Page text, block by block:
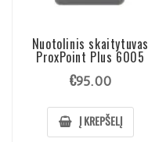
Nuotolinis skaitytuvas
ProxPoint Plus 6005
€95.00
Į KREPŠELĮ